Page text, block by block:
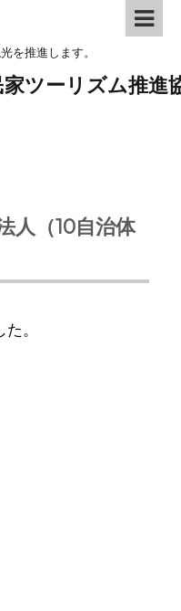
を推進します。
家ツーリズム推進
人（10自治体
。